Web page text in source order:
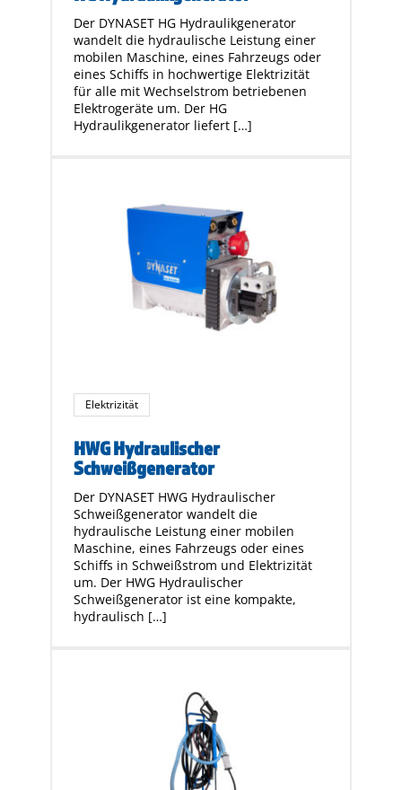
Der DYNASET HG Hydraulikgenerator
wandelt die hydraulische Leistung einer
mobilen Maschine, eines Fahrzeugs oder
eines Schiffs in hochwertige Elektrizität
für alle mit Wechselstrom betriebenen
Elektrogeräte um. Der HG
Hydraulikgenerator liefert […]
Elektrizität
HWG Hydraulischer
Schweißgenerator
Der DYNASET HWG Hydraulischer
Schweißgenerator wandelt die
hydraulische Leistung einer mobilen
Maschine, eines Fahrzeugs oder eines
Schiffs in Schweißstrom und Elektrizität
um. Der HWG Hydraulischer
Schweißgenerator ist eine kompakte,
hydraulisch […]